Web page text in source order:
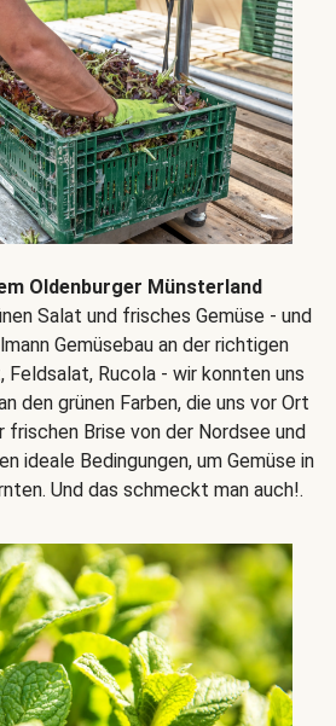
Oldenburger Münsterland
Salat und frisches Gemüse - und
Gemüsebau an der richtigen
Feldsalat, Rucola - wir konnten uns
den grünen Farben, die uns vor Ort
Brise von der Nordsee und
ideale Bedingungen, um Gemüse in
Und das schmeckt man auch!.